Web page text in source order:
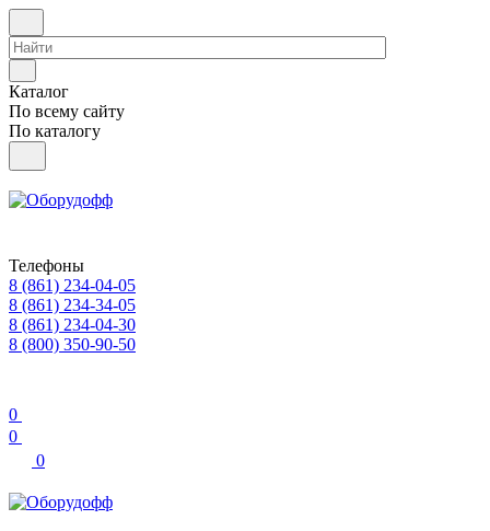
Каталог
По всему сайту
По каталогу
Телефоны
8 (861) 234-04-05
8 (861) 234-34-05
8 (861) 234-04-30
8 (800) 350-90-50
0
0
0